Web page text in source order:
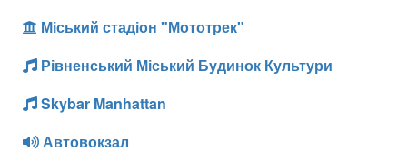
Міський стадіон "Мототрек"
Рівненський Міський Будинок Культури
Skybar Manhattan
Автовокзал